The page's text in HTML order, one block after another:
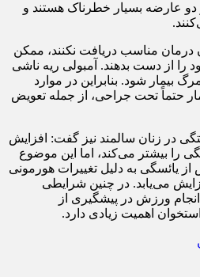
دو عارضه بسیار خطرناک هستند و
درمان مناسب دریافت نکنند، ممکن
از دست بدهند. آمبولی ریه ناشی
بیمار شود. بنابراین در موارد
حتماً تحت جراحی، از جمله تعویض
در زنان سالمند نیز گفت: افزایش
بیشتر می‌کند، اما این موضوع
یائسگی به دلیل تغییرات هورمونی
می‌یابد. در چنین شرایطی
ورزش در پیشگیری از
اهمیت زیادی دارد.